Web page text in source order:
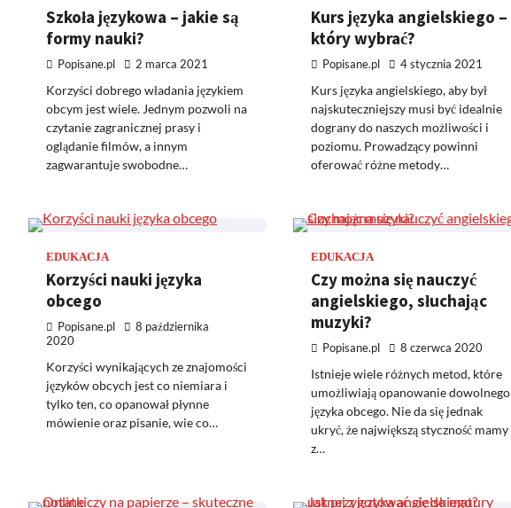
Szkoła językowa – jakie są
formy nauki?
Popisane.pl 2 marca 2021
Korzyści dobrego władania językiem
obcym jest wiele. Jednym pozwoli na
czytanie zagranicznej prasy i
oglądanie filmów, a innym
zagwarantuje swobodne…
Kurs języka angielskiego –
który wybrać?
Popisane.pl 4 stycznia 2021
Kurs języka angielskiego, aby był
najskuteczniejszy musi być idealnie
dograny do naszych możliwości i
poziomu. Prowadzący powinni
oferować różne metody…
EDUKACJA
Korzyści nauki języka
obcego
Popisane.pl
8 października
2020
Korzyści wynikających ze znajomości
języków obcych jest co niemiara i
tylko ten, co opanował płynne
mówienie oraz pisanie, wie co…
EDUKACJA
Czy można się nauczyć
angielskiego, słuchając
muzyki?
Popisane.pl 8 czerwca 2020
Istnieje wiele różnych metod, które
umożliwiają opanowanie dowolnego
języka obcego. Nie da się jednak
ukryć, że największą styczność mamy
z…